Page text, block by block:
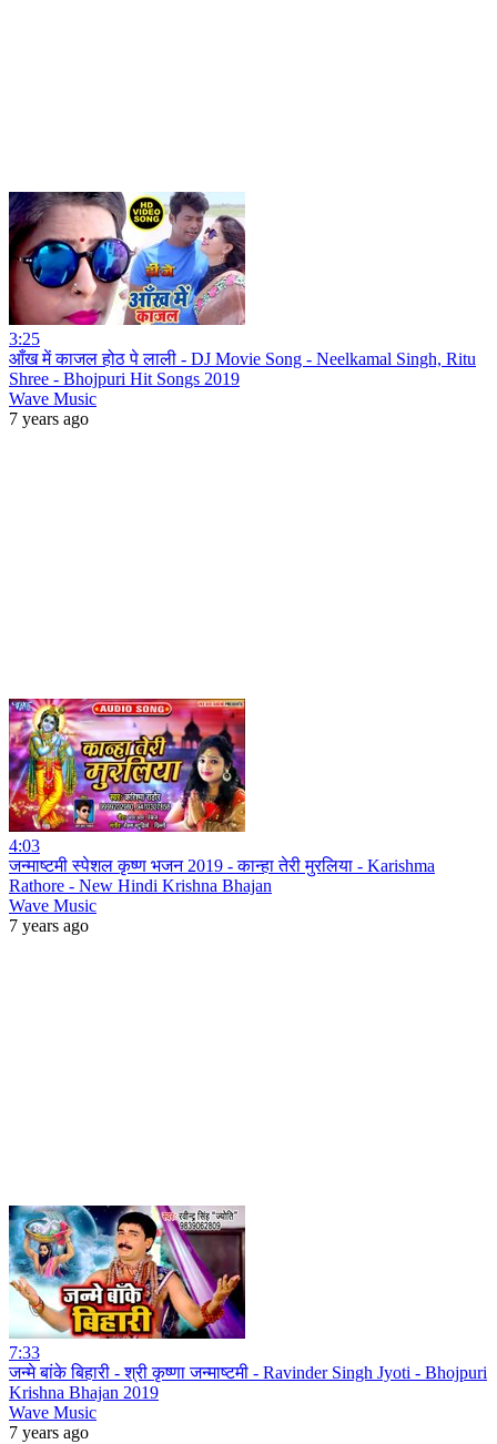
3:25
आँख में काजल होठ पे लाली - DJ Movie Song - Neelkamal Singh, Ritu
Shree - Bhojpuri Hit Songs 2019
Wave Music
7 years ago
4:03
जन्माष्टमी स्पेशल कृष्ण भजन 2019 - कान्हा तेरी मुरलिया - Karishma
Rathore - New Hindi Krishna Bhajan
Wave Music
7 years ago
7:33
जन्मे बांके बिहारी - श्री कृष्णा जन्माष्टमी - Ravinder Singh Jyoti - Bhojpuri
Krishna Bhajan 2019
Wave Music
7 years ago